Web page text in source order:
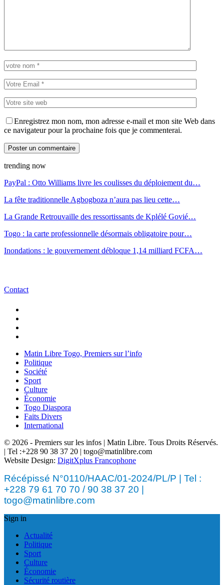
Enregistrez mon nom, mon adresse e-mail et mon site Web dans
ce navigateur pour la prochaine fois que je commenterai.
trending now
PayPal : Otto Williams livre les coulisses du déploiement du…
La fête traditionnelle Agbogboza n’aura pas lieu cette…
La Grande Retrouvaille des ressortissants de Kplélé Govié…
Togo : la carte professionnelle désormais obligatoire pour…
Inondations : le gouvernement débloque 1,14 milliard FCFA…
Contact
Matin Libre Togo, Premiers sur l’info
Politique
Société
Sport
Culture
Économie
Togo Diaspora
Faits Divers
International
© 2026 - Premiers sur les infos | Matin Libre. Tous Droits Réservés.
| Tel :+228 90 38 37 20 | togo@matinlibre.com
Website Design: DigitXplus Francophone
Récépissé N°0110/HAAC/01-2024/PL/P | Tel :
+228 79 61 70 70 / 90 38 37 20 |
togo@matinlibre.com
Sign in
Actualité
Politique
Sport
Culture
Économie
Sécurité routière